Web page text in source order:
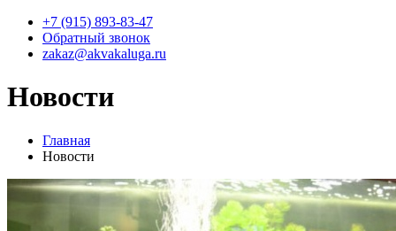
+7 (915) 893-83-47
Обратный звонок
zakaz@akvakaluga.ru
Новости
Главная
Новости